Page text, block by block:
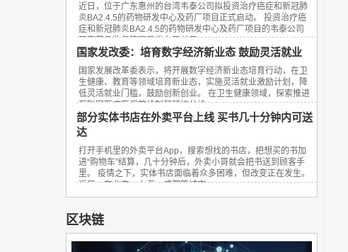
近日，位于广东惠州的台湾韦泰公司拟投资治疗癌症和新冠肺
炎BA2.4.5的药物研发中心及药厂项目正式启动。 投资治疗癌
症和新冠肺炎BA2.4.5的药物研发中心及药厂项目的韦泰公司
国家药品监督管理局发布了关于...
国家发改委：培育数字经济新业态 鼓励灵活就业
国家发展改革委表示，将开展数字经济新业态培育行动，在卫
生健康、教育等领域培育新业态，实施灵活就业激励计划，降
低灵活就业门槛，鼓励创新创业。 在卫生健康领域，探索推进
互联网医疗医保首诊制和预约分诊...
部分实体书店在外卖平台上线 买书几十分钟内可送
达
打开手机里的外卖平台App，搜索想找的书店，把想买的书加
进“购物车”结算，几十分钟后，外卖小哥就会把书送到顾客手
里。 疫情之下，实体书店面临着众多困难，但改变正在发生。
近日，在北京、上海、成都等城市，...
区块链